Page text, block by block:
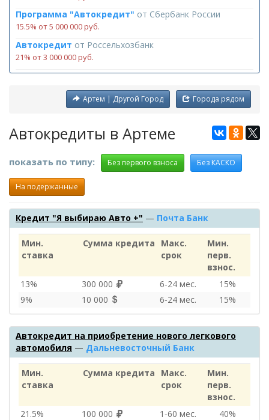
Программа "Автокредит" от Сбербанк России
15.5% от 5 000 000 руб.
Автокредит от Россельхозбанк
21% от 3 000 000 руб.
Города рядом
Артем | Другой Город
Автокредиты в Артеме
показать по типу: Без первого взноса Без КАСКО
На подержанные
Кредит "Я выбираю Авто +" — Почта Банк
Мин.
ставка
Сумма кредита
Макс.
срок
Мин.
перв.
взнос.
13%
300 000 6‑24 мес.
15%
9%
10 000 6‑24 мес. 15%
Автокредит на приобретение нового легкового
автомобиля — Дальневосточный Банк
Мин.
ставка
Сумма кредита
Макс.
срок
Мин.
перв.
взнос.
21.5%
100 000 1‑60 мес. 40%